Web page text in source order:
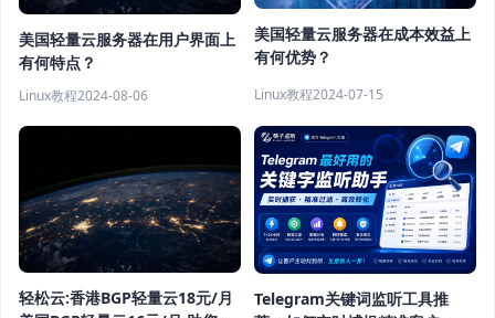
美国轻量云服务器在用户界面上
有何特点？
Linux教程2024-08-06
美国轻量云服务器在成本效益上
有何优势？
Linux教程2024-07-15
轻松云:香港BGP轻量云18元/月
Telegram关键词监听工具推